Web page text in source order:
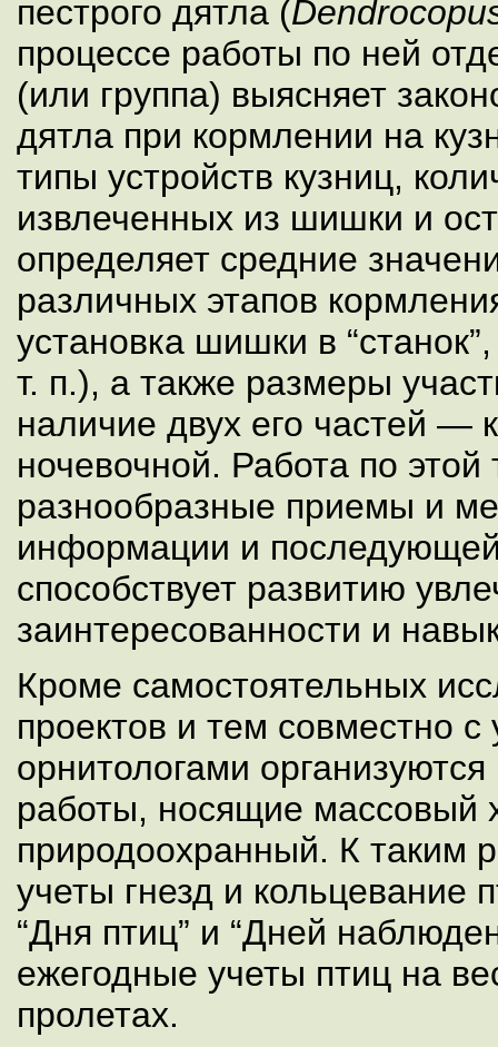
пестрого дятла (
процессе работы по ней
(или группа) выясняет
дятла при кормлении на
типы устройств кузниц,
извлеченных из шишки и
определяет средние
различных этапов
установка шишки в
т. п.), а также размеры
наличие двух его частей —
ночевочной. Работа по этой
разнообразные приемы и
информации и
способствует развитию
заинтересованности и
Кроме самостоятельных
проектов и тем совместно
орнитологами
работы, носящие массовый
природоохранный. К таким
учеты гнезд и кольцевание
“Дня птиц” и “Дней
ежегодные учеты птиц на
пролетах.